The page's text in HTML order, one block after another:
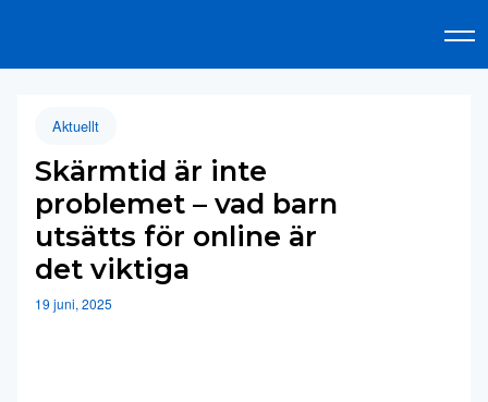
Aktuellt
Skärmtid är inte
problemet – vad barn
utsätts för online är
det viktiga
19 juni, 2025